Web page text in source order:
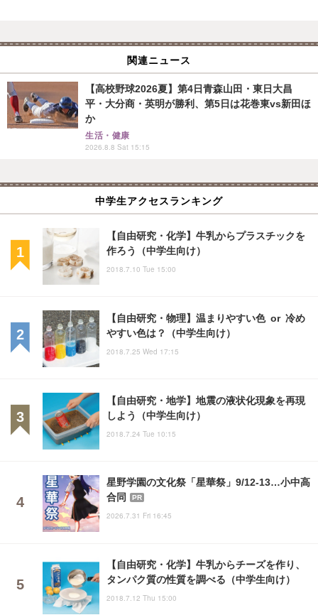
関連ニュース
【高校野球2026夏】第4日青森山田・東日大昌
平・大分商・英明が勝利、第5日は花巻東vs新田ほ
か
生活・健康
2026.8.8 Sat 15:15
中学生アクセスランキング
【自由研究・化学】牛乳からプラスチックを
作ろう（中学生向け）
2018.7.10 Tue 15:00
【自由研究・物理】温まりやすい色 or 冷め
やすい色は？（中学生向け）
2018.7.25 Wed 17:15
【自由研究・地学】地震の液状化現象を再現
しよう（中学生向け）
2018.7.24 Tue 10:15
星野学園の文化祭「星華祭」9/12-13…小中高
合同
PR
2026.7.31 Fri 16:45
【自由研究・化学】牛乳からチーズを作り、
タンパク質の性質を調べる（中学生向け）
2018.7.12 Thu 15:00